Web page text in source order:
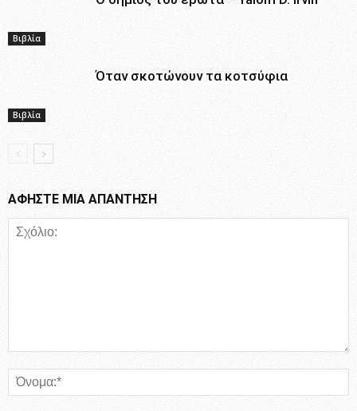
Βιβλία
Βιβλία
Όταν σκοτώνουν τα κοτσύφια
ΑΦΗΣΤΕ ΜΙΑ ΑΠΑΝΤΗΣΗ